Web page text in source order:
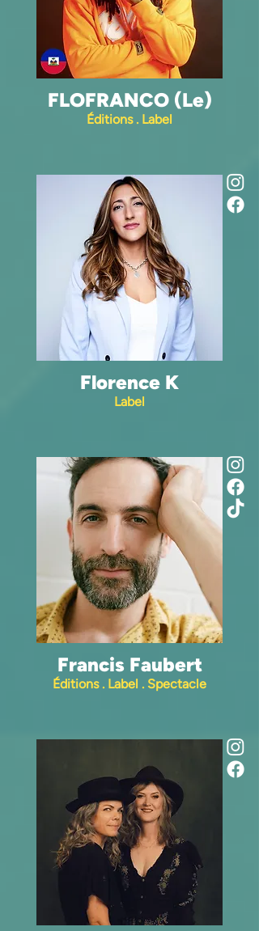
FLOFRANCO (Le)
Éditions . Label
Florence K
Label
Francis Faubert
Éditions . Label . Spectacle